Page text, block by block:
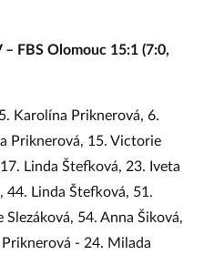
– FBS Olomouc 15:1 (7:0,
Karolína Priknerová, 6.
Priknerová, 15. Victorie
Linda Štefková, 23. Iveta
44. Linda Štefková, 51.
54. Anna Šiková,
- 24. Milada